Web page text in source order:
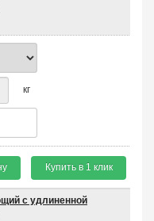
кг
Купить в 1 клик
с удлиненной